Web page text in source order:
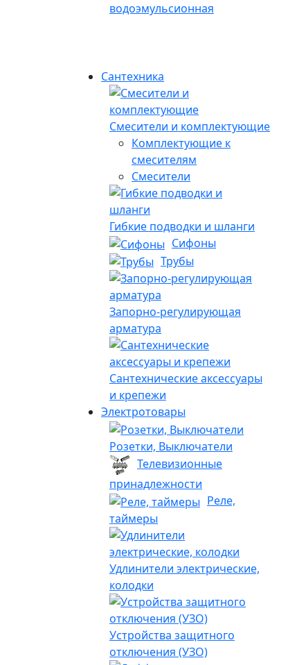
водоэмульсионная
Сантехника
Смесители и комплектующие
Комплектующие к
смесителям
Смесители
Гибкие подводки и шланги
Сифоны
Трубы
Запорно-регулирующая
арматура
Сантехнические аксессуары
и крепежи
Электротовары
Розетки, Выключатели
Телевизионные
принадлежности
Реле,
таймеры
Удлинители электрические,
колодки
Устройства защитного
отключения (УЗО)